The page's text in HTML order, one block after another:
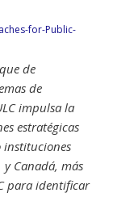
for-Public-
de
de
impulsa la
estratégicas
instituciones
y Canadá, más
para identificar